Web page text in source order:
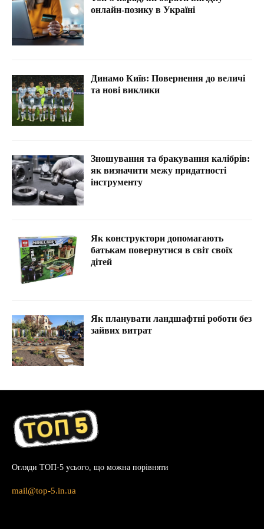
онлайн-позику в Україні
Динамо Київ: Повернення до величі
та нові виклики
Зношування та бракування калібрів:
як визначити межу придатності
інструменту
Як конструктори допомагають
батькам повернутися в світ своїх
дітей
Як планувати ландшафтні роботи без
зайвих витрат
Огляди ТОП-5 усього, що можна порівняти
mail@top-5.in.ua